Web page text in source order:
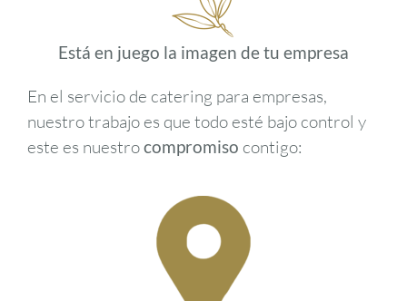
Está en juego la imagen de tu empresa
En el servicio de catering para empresas,
nuestro trabajo es que todo esté bajo control y
este es nuestrocompromiso contigo: